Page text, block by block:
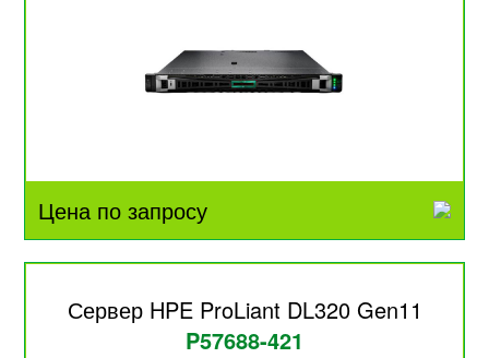
Цена по запросу
Сервер HPE ProLiant DL320 Gen11
P57688-421